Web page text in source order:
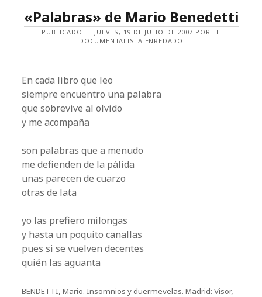
«Palabras» de Mario Benedetti
PUBLICADO EL JUEVES, 19 DE JULIO DE 2007 POR EL
DOCUMENTALISTA ENREDADO
En cada libro que leo
siempre encuentro una palabra
que sobrevive al olvido
y me acompaña
son palabras que a menudo
me defienden de la pálida
unas parecen de cuarzo
otras de lata
yo las prefiero milongas
y hasta un poquito canallas
pues si se vuelven decentes
quién las aguanta
BENDETTI, Mario. Insomnios y duermevelas. Madrid: Visor,